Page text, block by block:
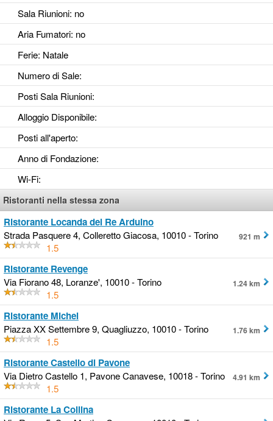
Sala Riunioni: no
Aria Fumatori: no
Ferie: Natale
Numero di Sale:
Posti Sala Riunioni:
Alloggio Disponibile:
Posti all'aperto:
Anno di Fondazione:
Wi-Fi:
Ristoranti nella stessa zona
Ristorante Locanda del Re Arduino
Strada Pasquere 4, Colleretto Giacosa, 10010 - Torino
1.5
921 m
Ristorante Revenge
Via Fiorano 48, Loranze', 10010 - Torino
1.5
1.24 km
Ristorante Michel
Piazza XX Settembre 9, Quagliuzzo, 10010 - Torino
1.5
1.76 km
Ristorante Castello di Pavone
Via Dietro Castello 1, Pavone Canavese, 10018 - Torino
1.5
4.91 km
Ristorante La Collina